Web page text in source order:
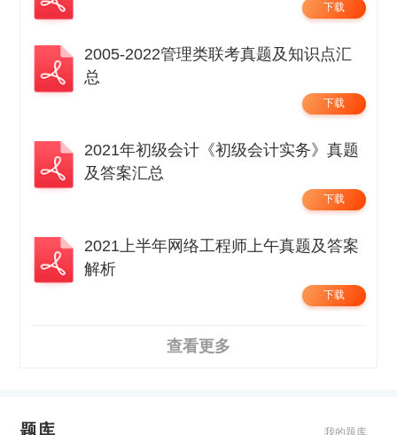
下载
2005-2022管理类联考真题及知识点汇
总
下载
2021年初级会计《初级会计实务》真题
及答案汇总
下载
2021上半年网络工程师上午真题及答案
解析
下载
查看更多
题库